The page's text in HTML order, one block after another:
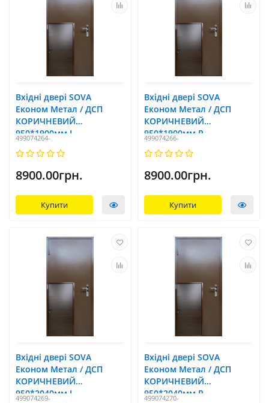
Вхідні двері SOVA
Економ Метал / ДСП
КОРИЧНЕВИЙ
950*1900мм L
499074264-
8900.00грн.
Купити
Вхідні двері SOVA
Економ Метал / ДСП
КОРИЧНЕВИЙ
950*1900мм R
499074266-
8900.00грн.
Купити
Вхідні двері SOVA
Економ Метал / ДСП
КОРИЧНЕВИЙ
950*2040мм L
499074269-
Вхідні двері SOVA
Економ Метал / ДСП
КОРИЧНЕВИЙ
950*2040мм R
499074270-